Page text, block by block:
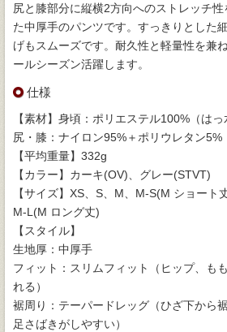
尻と膝部分に縦横2方向へのストレッチ
た中厚手のパンツです。すっきりとした
げもスムーズです。耐久性と軽量性を兼
ールシーズン活躍します。
仕様
【素材】身頃：ポリエステル100%（はっ
尻・膝：ナイロン95%＋ポリウレタン5%
【平均重量】332g
【カラー】カーキ(OV)、グレー(STVT)
【サイズ】XS、S、M、M-S(M ショート
M-L(M ロング丈)
【スタイル】
生地厚：中厚手
フィット：スリムフィット（ヒップ、も
れる）
裾周り：テーパードレッグ（ひざ下から
足さばきがしやすい）